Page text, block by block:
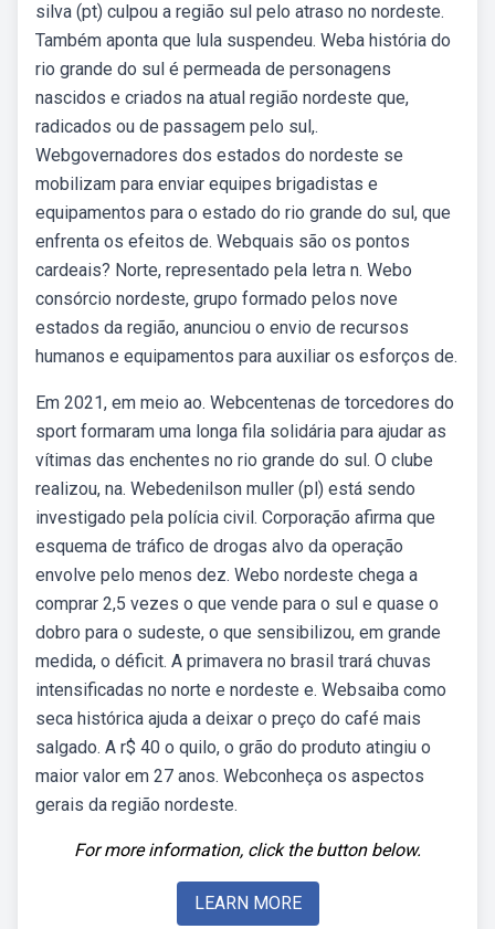
silva (pt) culpou a região sul pelo atraso no nordeste.
Também aponta que lula suspendeu. Weba história do
rio grande do sul é permeada de personagens
nascidos e criados na atual região nordeste que,
radicados ou de passagem pelo sul,.
Webgovernadores dos estados do nordeste se
mobilizam para enviar equipes brigadistas e
equipamentos para o estado do rio grande do sul, que
enfrenta os efeitos de. Webquais são os pontos
cardeais? Norte, representado pela letra n. Webo
consórcio nordeste, grupo formado pelos nove
estados da região, anunciou o envio de recursos
humanos e equipamentos para auxiliar os esforços de.
Em 2021, em meio ao. Webcentenas de torcedores do
sport formaram uma longa fila solidária para ajudar as
vítimas das enchentes no rio grande do sul. O clube
realizou, na. Webedenilson muller (pl) está sendo
investigado pela polícia civil. Corporação afirma que
esquema de tráfico de drogas alvo da operação
envolve pelo menos dez. Webo nordeste chega a
comprar 2,5 vezes o que vende para o sul e quase o
dobro para o sudeste, o que sensibilizou, em grande
medida, o déficit. A primavera no brasil trará chuvas
intensificadas no norte e nordeste e. Websaiba como
seca histórica ajuda a deixar o preço do café mais
salgado. A r$ 40 o quilo, o grão do produto atingiu o
maior valor em 27 anos. Webconheça os aspectos
gerais da região nordeste.
For more information, click the button below.
LEARN MORE